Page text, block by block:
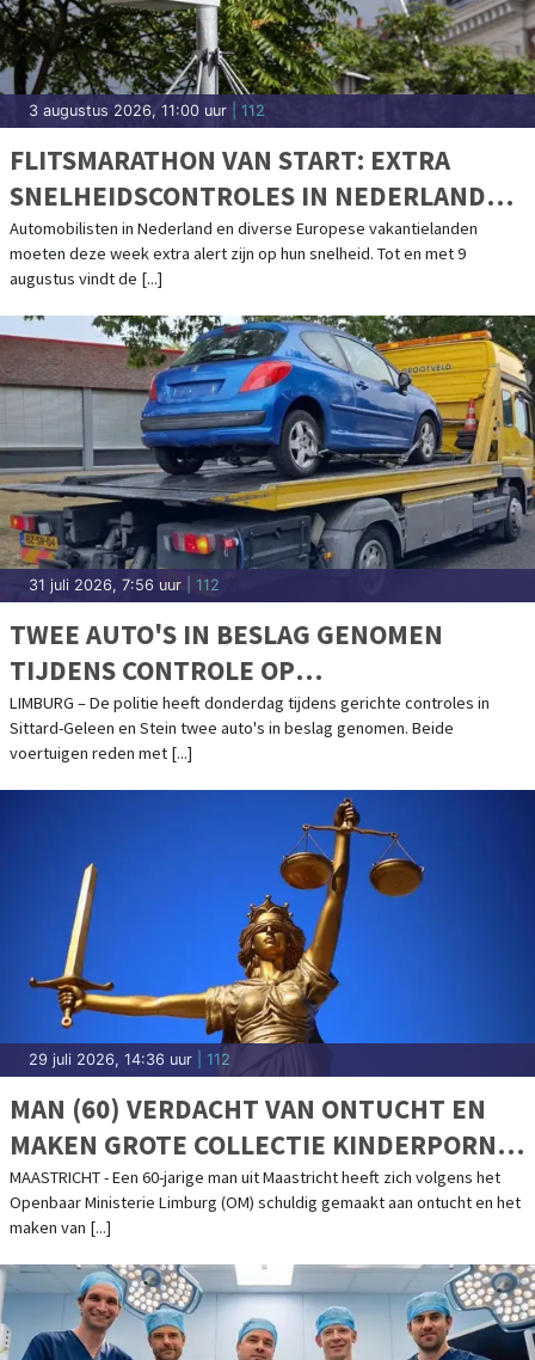
3 augustus 2026, 11:00 uur | 112
FLITSMARATHON VAN START: EXTRA
SNELHEIDSCONTROLES IN NEDERLAND
EN POPULAIRE VAKANTIELANDEN
Automobilisten in Nederland en diverse Europese vakantielanden
moeten deze week extra alert zijn op hun snelheid. Tot en met 9
augustus vindt de [...]
31 juli 2026, 7:56 uur | 112
TWEE AUTO'S IN BESLAG GENOMEN
TIJDENS CONTROLE OP
KENTEKENFRAUDE
LIMBURG – De politie heeft donderdag tijdens gerichte controles in
Sittard-Geleen en Stein twee auto's in beslag genomen. Beide
voertuigen reden met [...]
29 juli 2026, 14:36 uur | 112
MAN (60) VERDACHT VAN ONTUCHT EN
MAKEN GROTE COLLECTIE KINDERPORNO:
OM EIST 2,5 JAAR CEL EN TBS MET
DWANGVERPLEGING
MAASTRICHT - Een 60-jarige man uit Maastricht heeft zich volgens het
Openbaar Ministerie Limburg (OM) schuldig gemaakt aan ontucht en het
maken van [...]